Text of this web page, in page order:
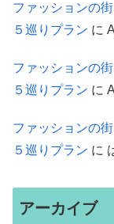
ファッションの
５巡りプラン に
ファッションの
５巡りプラン に
ファッションの
５巡りプラン に
アーカイブ